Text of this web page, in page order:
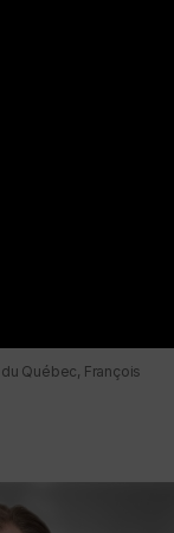
Québec, François